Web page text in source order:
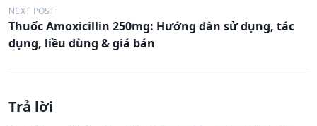
u
h
ư
n
NEXT POST
Thuốc Amoxicillin 250mg: Hướng dẫn sử dụng, tác
dụng, liều dùng & giá bán
Trả lời